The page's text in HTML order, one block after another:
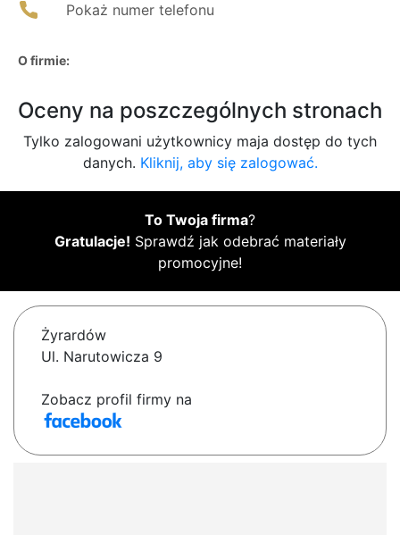
Pokaż numer telefonu
O firmie:
Oceny na poszczególnych stronach
Tylko zalogowani użytkownicy maja dostęp do tych
danych. Kliknij, aby się zalogować.
To Twoja firma?
Gratulacje! Sprawdź jak odebrać materiały
promocyjne!
Żyrardów
Ul. Narutowicza 9
Zobacz profil firmy na